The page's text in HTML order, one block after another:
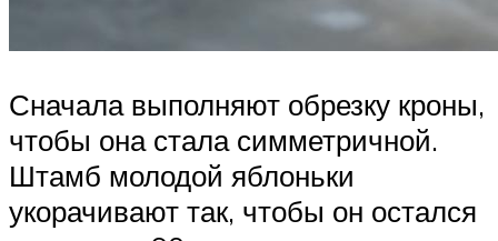
Сначала выполняют обрезку кроны,
чтобы она стала симметричной.
Штамб молодой яблоньки
укорачивают так, чтобы он остался